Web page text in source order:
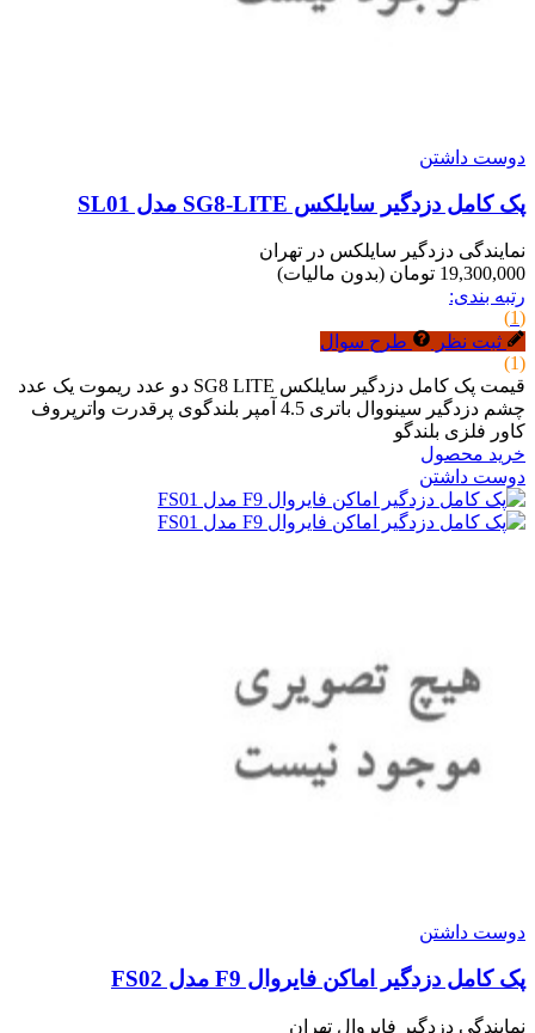
دوست داشتن
پک کامل دزدگیر سایلکس SG8-LITE مدل SL01
نمایندگی دزدگیر سایلکس در تهران
19,300,000 تومان
(بدون مالیات)
رتبه بندی:
(1)
ثبت نظر
طرح سوال
(1)
قیمت پک کامل دزدگیر سایلکس SG8 LITE دو عدد ریموت یک عدد
چشم دزدگیر سینووال باتری 4.5 آمپر بلندگوی پرقدرت واترپروف
کاور فلزی بلندگو
خرید محصول
دوست داشتن
دوست داشتن
پک کامل دزدگیر اماکن فایروال F9 مدل FS02
نمایندگی دزدگیر فایروال تهران